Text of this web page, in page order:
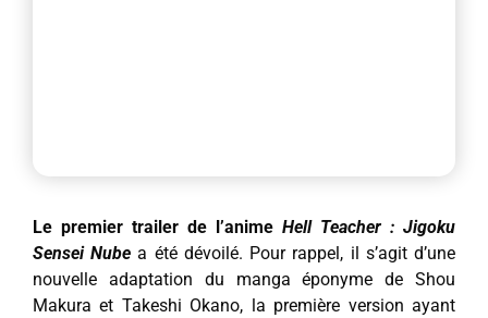
Le premier trailer de l’anime Hell Teacher : Jigoku
Sensei Nube a été dévoilé. Pour rappel, il s’agit d’une
nouvelle adaptation du manga éponyme de Shou
Makura et Takeshi Okano, la première version ayant